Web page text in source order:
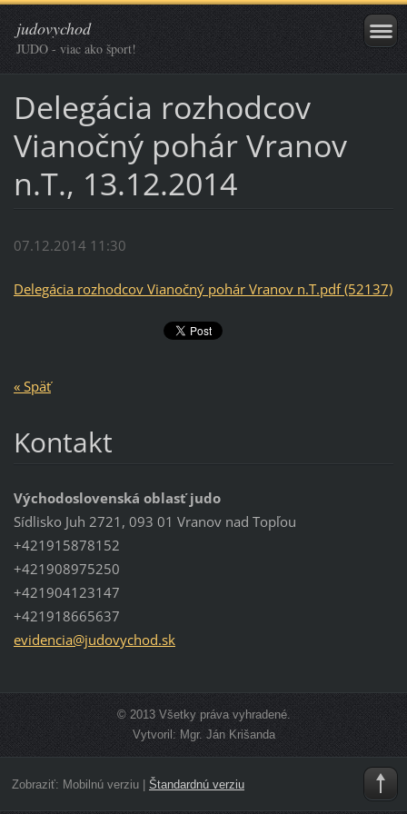
judovychod
JUDO - viac ako šport!
Delegácia rozhodcov
Vianočný pohár Vranov
n.T., 13.12.2014
07.12.2014 11:30
Delegácia rozhodcov Vianočný pohár Vranov n.T.pdf (52137)
« Späť
Kontakt
Východoslovenská oblasť judo
Sídlisko Juh 2721, 093 01 Vranov nad Topľou
+421915878152
+421908975250
+421904123147
+421918665637
evidencia@judovychod.sk
© 2013 Všetky práva vyhradené.
Vytvoril: Mgr. Ján Krišanda
Zobraziť: Mobilnú verziu| Štandardnú verziu